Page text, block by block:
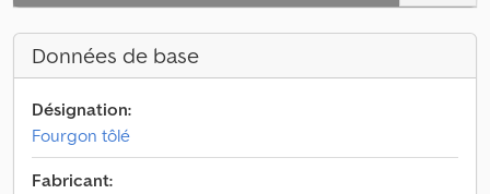
Données de base
Désignation:
Fourgon tôlé
Fabricant: